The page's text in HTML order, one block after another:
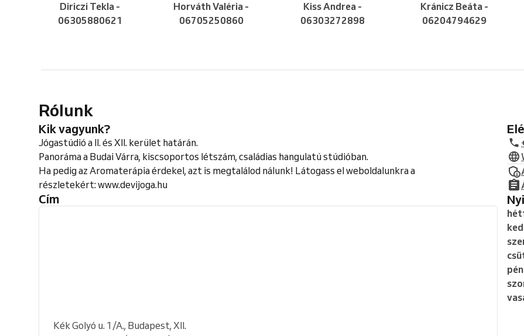
Diriczi Tekla -
06305880621
Horváth Valéria -
06705250860
Kiss Andrea -
06303272898
Kránicz Beáta -
06204794629
Rólunk
Kik vagyunk?
Jógastúdió a II. és XII. kerület határán.
Panoráma a Budai Várra, kiscsoportos létszám, családias hangulatú stúdióban.
Ha pedig az Aromaterápia érdekel, azt is megtalálod nálunk! Látogass el weboldalunkra a
részletekért: www.devijoga.hu
Cím
Kék Golyó u. 1/A., Budapest, XII.